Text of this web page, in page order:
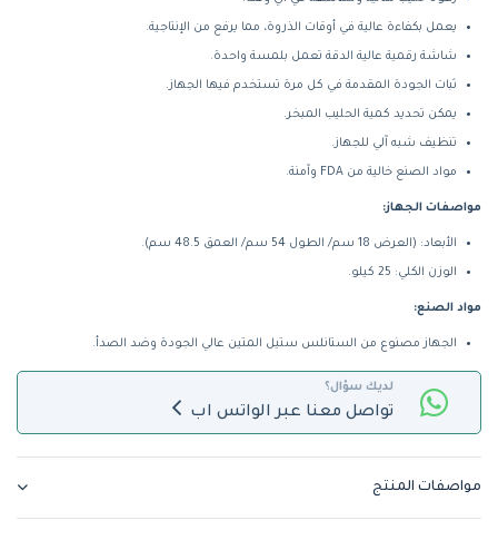
يعمل بكفاءة عالية في أوقات الذروة، مما يرفع من الإنتاجية.
شاشة رقمية عالية الدقة تعمل بلمسة واحدة.
ثبات الجودة المقدمة في كل مرة تستخدم فيها الجهاز.
يمكن تحديد كمية الحليب المبخر.
تنظيف شبه آلي للجهاز.
مواد الصنع خالية من FDA وآمنة.
مواصفات الجهاز:
الأبعاد: (العرض 18 سم/ الطول 54 سم/ العمق 48.5 سم).
الوزن الكلي: 25 كيلو.
مواد الصنع:
الجهاز مصنوع من الستانلس ستيل المتين عالي الجودة وضد الصدأ.
لديك سؤال؟
تواصل معنا عبر الواتس اب
مواصفات المنتج